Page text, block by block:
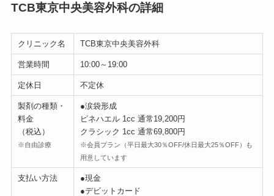
TCB東京中央美容外科の詳細
クリニック名 TCB東京中央美容外科
営業時間 10:00～19:00
定休日 不定休
製剤の種類・
料金
（税込）
※自由診療
●涙袋形成
ピネハエル 1cc 通常19,200円
クラシック 1cc 通常69,800円
※会員プラン（平日最大30％OFF/休日最大25％OFF）も
用意しています
支払い方法
●現金
●デビットカード